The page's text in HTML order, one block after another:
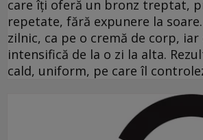
care îți oferă un bronz treptat,
repetate, fără expunere la
zilnic, ca pe o cremă de corp, iar
intensifică de la o zi la alta.
cald, uniform, pe care îl